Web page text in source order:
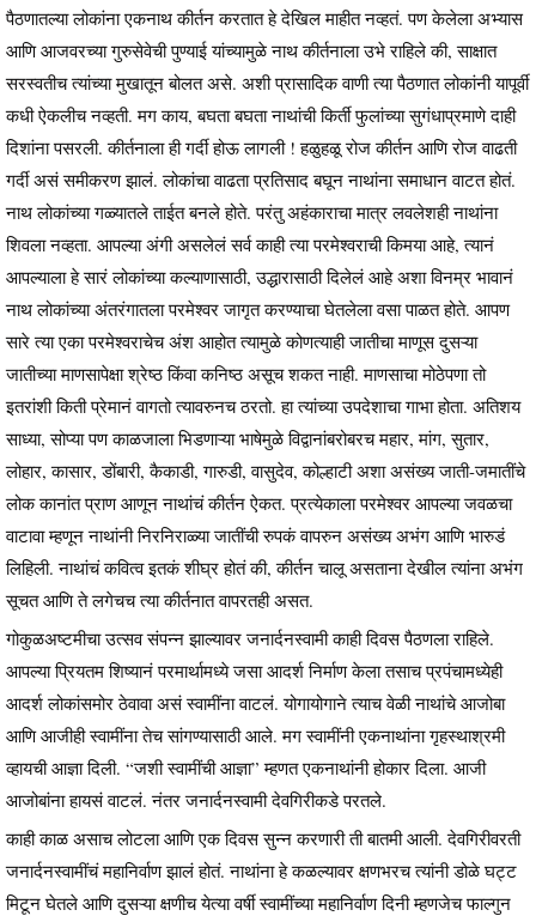
पैठणातल्या लोकांना एकनाथ कीर्तन करतात हे देखिल माहीत नव्हतं. पण केलेला अभ्यास
आणि आजवरच्या गुरुसेवेची पुण्याई यांच्यामुळे नाथ कीर्तनाला उभे राहिले की, साक्षात
सरस्वतीच त्यांच्या मुखातून बोलत असे. अशी प्रासादिक वाणी त्या पैठणात लोकांनी यापूर्वी
कधी ऐकलीच नव्हती. मग काय, बघता बघता नाथांची किर्ती फुलांच्या सुगंधाप्रमाणे दाही
दिशांना पसरली. कीर्तनाला ही गर्दी होऊ लागली ! हळुहळू रोज कीर्तन आणि रोज वाढती
गर्दी असं समीकरण झालं. लोकांचा वाढता प्रतिसाद बघून नाथांना समाधान वाटत होतं.
नाथ लोकांच्या गळ्यातले ताईत बनले होते. परंतु अहंकाराचा मात्र लवलेशही नाथांना
शिवला नव्हता. आपल्या अंगी असलेलं सर्व काही त्या परमेश्वराची किमया आहे, त्यानं
आपल्याला हे सारं लोकांच्या कल्याणासाठी, उद्धारासाठी दिलेलं आहे अशा विनम्र भावानं
नाथ लोकांच्या अंतरंगातला परमेश्वर जागृत करण्याचा घेतलेला वसा पाळत होते. आपण
सारे त्या एका परमेश्वराचेच अंश आहोत त्यामुळे कोणत्याही जातीचा माणूस दुसऱ्या
जातीच्या माणसापेक्षा श्रेष्ठ किंवा कनिष्ठ असूच शकत नाही. माणसाचा मोठेपणा तो
इतरांशी किती प्रेमानं वागतो त्यावरुनच ठरतो. हा त्यांच्या उपदेशाचा गाभा होता. अतिशय
साध्या, सोप्या पण काळजाला भिडणाऱ्या भाषेमुळे विद्वानांबरोबरच महार, मांग, सुतार,
लोहार, कासार, डोंबारी, कैकाडी, गारुडी, वासुदेव, कोल्हाटी अशा असंख्य जाती-जमातींचे
लोक कानांत प्राण आणून नाथांचं कीर्तन ऐकत. प्रत्येकाला परमेश्वर आपल्या जवळचा
वाटावा म्हणून नाथांनी निरनिराळ्या जातींची रुपकं वापरुन असंख्य अभंग आणि भारुडं
लिहिली. नाथांचं कवित्व इतकं शीघ्र होतं की, कीर्तन चालू असताना देखील त्यांना अभंग
सूचत आणि ते लगेचच त्या कीर्तनात वापरतही असत.
गोकुळअष्टमीचा उत्सव संपन्न झाल्यावर जनार्दनस्वामी काही दिवस पैठणला राहिले.
आपल्या प्रियतम शिष्यानं परमार्थामध्ये जसा आदर्श निर्माण केला तसाच प्रपंचामध्येही
आदर्श लोकांसमोर ठेवावा असं स्वामींना वाटलं. योगायोगाने त्याच वेळी नाथांचे आजोबा
आणि आजीही स्वामींना तेच सांगण्यासाठी आले. मग स्वामींनी एकनाथांना गृहस्थाश्रमी
व्हायची आज्ञा दिली. “जशी स्वामींची आज्ञा” म्हणत एकनाथांनी होकार दिला. आजी
आजोबांना हायसं वाटलं. नंतर जनार्दनस्वामी देवगिरीकडे परतले.
काही काळ असाच लोटला आणि एक दिवस सुन्न करणारी ती बातमी आली. देवगिरीवरती
जनार्दनस्वामींचं महानिर्वाण झालं होतं. नाथांना हे कळल्यावर क्षणभरच त्यांनी डोळे घट्ट
मिटून घेतले आणि दुसऱ्या क्षणीच येत्या वर्षी स्वामींच्या महानिर्वाण दिनी म्हणजेच फाल्गुन